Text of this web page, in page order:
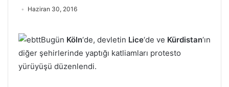
Haziran 30, 2016
Bugün Köln‘de, devletin Lice‘de ve Kürdistan‘ın
diğer şehirlerinde yaptığı katliamları protesto
yürüyüşü düzenlendi.